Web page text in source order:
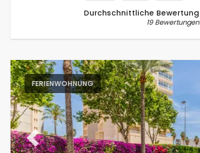
Durchschnittliche Bewertung
19 Bewertungen
FERIENWOHNUNG
Previous